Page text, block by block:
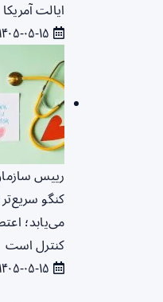
ایالت آمریکا
رییس
کنگو
می‌یابد؛
کنترل است